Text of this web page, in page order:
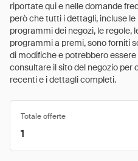
riportate qui e nelle domande
però che tutti i dettagli, incluse
programmi dei negozi, le regole,
programmi a premi, sono forniti
di modifiche e potrebbero
consultare il sito del negozio per
recenti e i dettagli completi.
Totale offerte
1